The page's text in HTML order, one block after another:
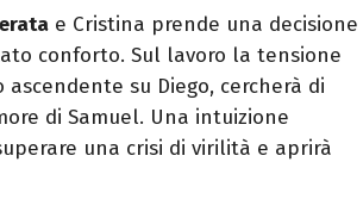
e Cristina prende una decisione
conforto. Sul lavoro la tensione
su Diego, cercherà di
di Samuel. Una intuizione
una crisi di virilità e aprirà